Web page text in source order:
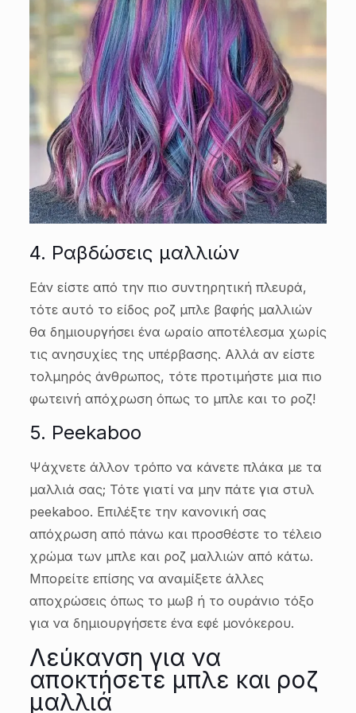
4. Ραβδώσεις μαλλιών
Εάν είστε από την πιο συντηρητική πλευρά,
τότε αυτό το είδος ροζ μπλε βαφής μαλλιών
θα δημιουργήσει ένα ωραίο αποτέλεσμα χωρίς
τις ανησυχίες της υπέρβασης. Αλλά αν είστε
τολμηρός άνθρωπος, τότε προτιμήστε μια πιο
φωτεινή απόχρωση όπως το μπλε και το ροζ!
5. Peekaboo
Ψάχνετε άλλον τρόπο να κάνετε πλάκα με τα
μαλλιά σας; Τότε γιατί να μην πάτε για στυλ
peekaboo. Επιλέξτε την κανονική σας
απόχρωση από πάνω και προσθέστε το τέλειο
χρώμα των μπλε και ροζ μαλλιών από κάτω.
Μπορείτε επίσης να αναμίξετε άλλες
αποχρώσεις όπως το μωβ ή το ουράνιο τόξο
για να δημιουργήσετε ένα εφέ μονόκερου.
Λεύκανση για να
αποκτήσετε μπλε και ροζ
μαλλιά